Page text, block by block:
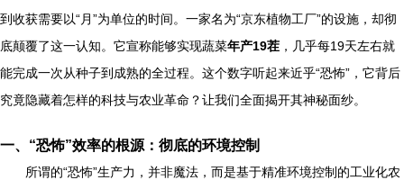
到收获需要以“月”为单位的时间。一家名为“京东植物工厂”的设施，却彻
底颠覆了这一认知。它宣称能够实现蔬菜年产19茬 ，几乎每19天左右就
能完成一次从种子到成熟的全过程。这个数字听起来近乎“恐怖”，它背后
究竟隐藏着怎样的科技与农业革命？让我们全面揭开其神秘面纱。
一、“恐怖”效率的根源：彻底的环境控制
所谓的“恐怖”生产力，并非魔法，而是基于精准环境控制的工业化农